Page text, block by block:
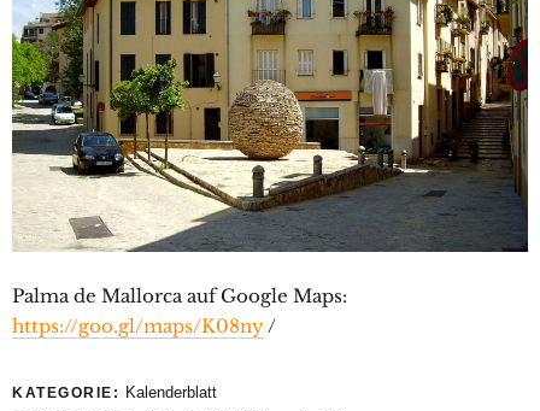
Palma de Mallorca auf Google Maps:
https://goo.gl/maps/K08ny/
KATEGORIE: Kalenderblatt